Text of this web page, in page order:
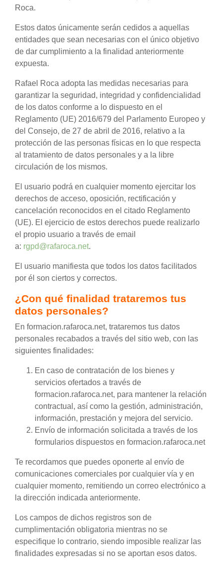
Roca.
Estos datos únicamente serán cedidos a aquellas
entidades que sean necesarias con el único objetivo
de dar cumplimiento a la finalidad anteriormente
expuesta.
Rafael Roca adopta las medidas necesarias para
garantizar la seguridad, integridad y confidencialidad
de los datos conforme a lo dispuesto en el
Reglamento (UE) 2016/679 del Parlamento Europeo y
del Consejo, de 27 de abril de 2016, relativo a la
protección de las personas físicas en lo que respecta
al tratamiento de datos personales y a la libre
circulación de los mismos.
El usuario podrá en cualquier momento ejercitar los
derechos de acceso, oposición, rectificación y
cancelación reconocidos en el citado Reglamento
(UE). El ejercicio de estos derechos puede realizarlo
el propio usuario a través de email
a: rgpd@rafaroca.net.
El usuario manifiesta que todos los datos facilitados
por él son ciertos y correctos.
¿Con qué finalidad trataremos tus
datos personales?
En formacion.rafaroca.net, trataremos tus datos
personales recabados a través del sitio web, con las
siguientes finalidades:
En caso de contratación de los bienes y
servicios ofertados a través de
formacion.rafaroca.net, para mantener la relación
contractual, así como la gestión, administración,
información, prestación y mejora del servicio.
Envío de información solicitada a través de los
formularios dispuestos en formacion.rafaroca.net
Te recordamos que puedes oponerte al envío de
comunicaciones comerciales por cualquier vía y en
cualquier momento, remitiendo un correo electrónico a
la dirección indicada anteriormente.
Los campos de dichos registros son de
cumplimentación obligatoria mientras no se
especifique lo contrario, siendo imposible realizar las
finalidades expresadas si no se aportan esos datos.